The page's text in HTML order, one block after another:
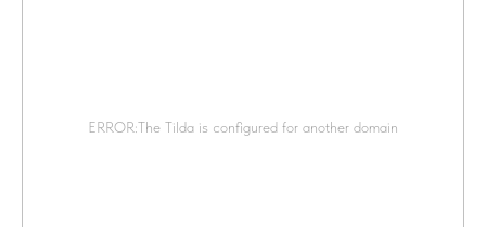
ERROR:The Tilda is configured for another domain